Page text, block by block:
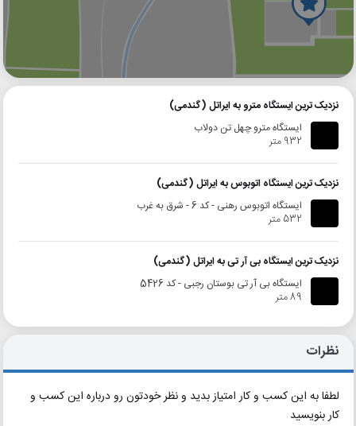
گوگل
نزدیک ترین ایستگاه مترو به ایراتل (گندمی)
ایستگاه مترو چهل تن دولاب
932 متر
نزدیک ترین ایستگاه اتوبوس به ایراتل (گندمی)
ایستگاه اتوبوس رهنی - کد 6 - شرق به غرب
532 متر
نزدیک ترین ایستگاه بی آر تی به ایراتل (گندمی)
ایستگاه بی آر تی بوستان رجبی - کد 5426
89 متر
نظرات
لطفا به این کسب و کار امتیاز بدید و نظر خودتون رو درباره این کسب و
کار بنویسید